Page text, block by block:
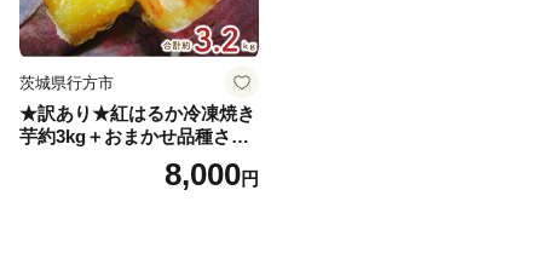
茨城県行方市
★訳あり★紅はるか冷凍焼き
芋約3kg＋おまかせ品種さつ
まいも 合計約3.2kg｜さつ
まいも サツマイモ さつま芋
8,000円